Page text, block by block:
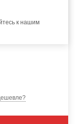
к нашим